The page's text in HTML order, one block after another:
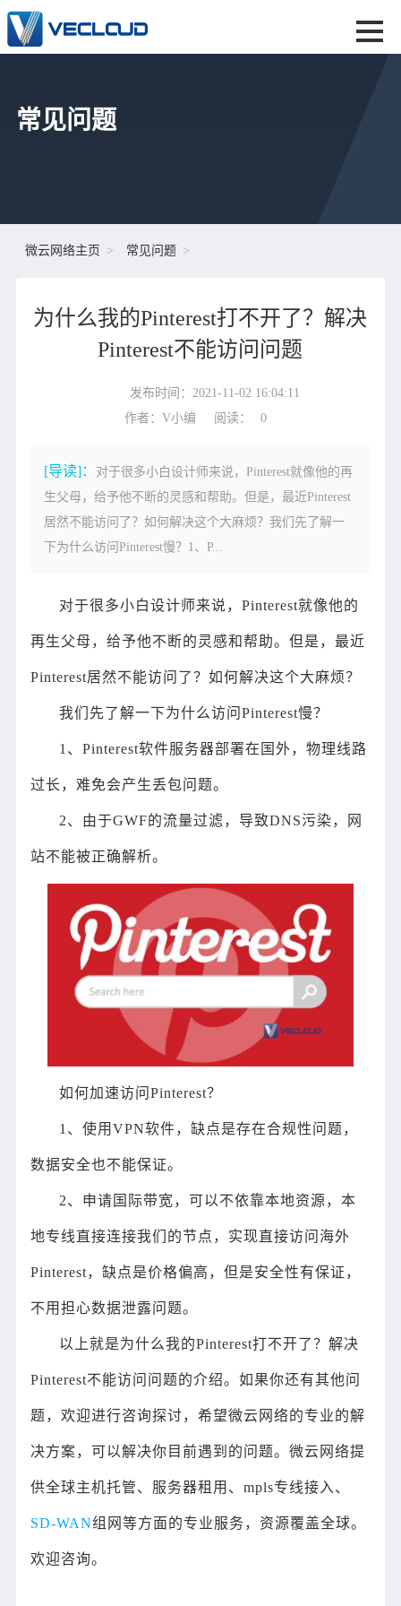
常见问题
微云网络主页 常见问题
为什么我的Pinterest打不开了？解决
Pinterest不能访问问题
发布时间：2021-11-02 16:04:11
作者：V小编
阅读： 0
[导读]：
对于很多小白设计师来说，Pinterest就像他的再
生父母，给予他不断的灵感和帮助。但是，最近Pinterest
居然不能访问了？如何解决这个大麻烦？我们先了解一
下为什么访问Pinterest慢？1、P...
对于很多小白设计师来说，Pinterest就像他的
再生父母，给予他不断的灵感和帮助。但是，最近
Pinterest居然不能访问了？如何解决这个大麻烦？
我们先了解一下为什么访问Pinterest慢？
1、Pinterest软件服务器部署在国外，物理线路
过长，难免会产生丢包问题。
2、由于GWF的流量过滤，导致DNS污染，网
站不能被正确解析。
如何加速访问Pinterest？
1、使用VPN软件，缺点是存在合规性问题，
数据安全也不能保证。
2、申请国际带宽，可以不依靠本地资源，本
地专线直接连接我们的节点，实现直接访问海外
Pinterest，缺点是价格偏高，但是安全性有保证，
不用担心数据泄露问题。
以上就是为什么我的Pinterest打不开了？解决
Pinterest不能访问问题的介绍。如果你还有其他问
题，欢迎进行咨询探讨，希望微云网络的专业的解
决方案，可以解决你目前遇到的问题。微云网络提
供全球主机托管、服务器租用、mpls专线接入、
SD-WAN组网等方面的专业服务，资源覆盖全球。
欢迎咨询。